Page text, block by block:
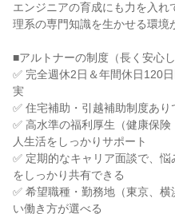
エンジニアの育成にも力を入れ
理系の専門知識を生かせる環境
■アルトナーの制度（長く安心
✅ 完全週休2日＆年間休日120
実
✅ 住宅補助・引越補助制度あ
✅ 高水準の福利厚生（健康保
人生活をしっかりサポート
✅ 定期的なキャリア面談で、悩
をしっかり共有できる
✅ 希望職種・勤務地（東京、
い働き方が選べる